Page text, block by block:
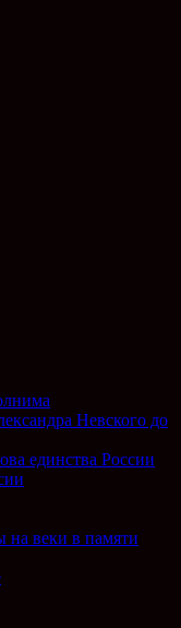
Невского до
единства России
веки в памяти